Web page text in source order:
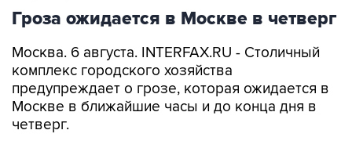
Гроза ожидается в Москве в четверг
Москва. 6 августа. INTERFAX.RU - Столичный
комплекс городского хозяйства
предупреждает о грозе, которая ожидается в
Москве в ближайшие часы и до конца дня в
четверг.